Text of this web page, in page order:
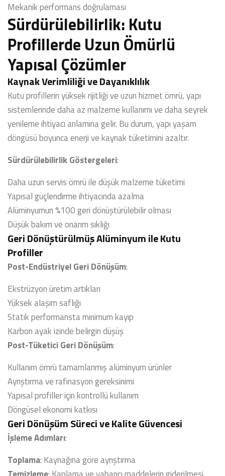
Mekanik performans doğrulaması
Sürdürülebilirlik: Kutu
Profillerde Uzun Ömürlü
Yapısal Çözümler
Kaynak Verimliliği ve Dayanıklılık
Kutu profillerin yüksek rijitliği ve uzun hizmet ömrü, yapı
sistemlerinde daha az malzeme kullanımı ve daha seyrek
yenileme ihtiyacı anlamına gelir. Bu durum, yapı yaşam
döngüsü boyunca enerji ve kaynak tüketimini azaltır.
Sürdürülebilirlik Göstergeleri:
Daha uzun servis ömrü ile düşük malzeme tüketimi
Yapısal güçlendirme ihtiyacında azalma
Alüminyumun %100 geri dönüştürülebilir olması
Düşük bakım ve onarım sıklığı
Geri Dönüştürülmüş Alüminyum ile Kutu
Profiller
Post-Endüstriyel Geri Dönüşüm:
Ekstrüzyon üretim artıkları
Yüksek alaşım saflığı
Statik performansta minimum kayıp
Karbon ayak izinde belirgin düşüş
Post-Tüketici Geri Dönüşüm:
Kullanım ömrü tamamlanmış alüminyum ürünler
Ayrıştırma ve rafinasyon gereksinimi
Yapısal profiller için kontrollü kullanım
Döngüsel ekonomi katkısı
Geri Dönüşüm Süreci ve Kalite Güvencesi
İşleme Adımları:
Toplama: Kaynağına göre ayrıştırma